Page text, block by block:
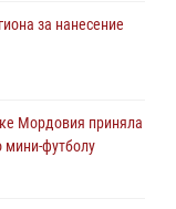
за нанесение
Мордовия приняла
мини-футболу